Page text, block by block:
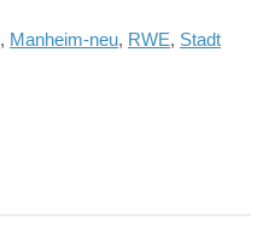
, Manheim-neu, RWE, Stadt